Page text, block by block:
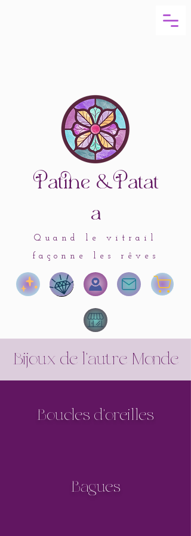
atine &atat
a
Quand le vitrail
façonne les rêves
Bijoux de l'autre Monde
Boucles d'oreilles
Bagues